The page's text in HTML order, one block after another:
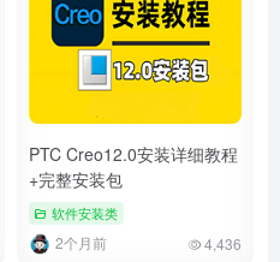
PTC Creo12.0安装详细教程
+完整安装包
软件安装类
2个月前 4,436